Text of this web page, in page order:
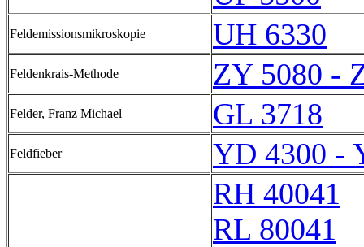
Feldemissionsmikroskopie UH 6330
Feldenkrais-Methode ZY 5080 -
Felder, Franz Michael GL 3718
Feldfieber
YD 4300 -
RH 40041
RL 80041